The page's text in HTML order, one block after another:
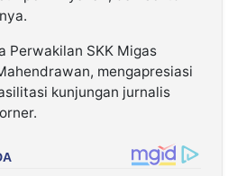
Perwakilan SKK Migas
mengapresiasi
kunjungan jurnalis